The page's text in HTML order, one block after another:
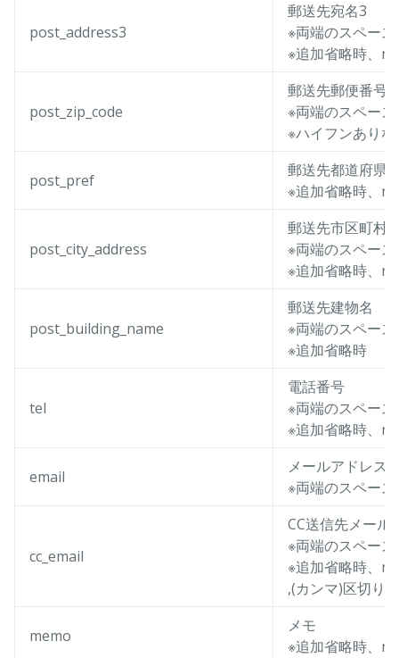
post_address3
郵送先宛名3
※両端のスペー
※追加省略時、
post_zip_code
郵送先郵便番号
※両端のスペー
※ハイフンあり
post_pref
郵送先都道府県
※追加省略時、
post_city_address
郵送先市区町村
※両端のスペー
※追加省略時、
post_building_name
郵送先建物名
※両端のスペー
※追加省略時
tel
電話番号
※両端のスペー
※追加省略時、
email
メールアドレス
※両端のスペー
cc_email
CC送信先メール
※両端のスペー
※追加省略時、
,(カンマ)区切り
memo
メモ
※追加省略時、